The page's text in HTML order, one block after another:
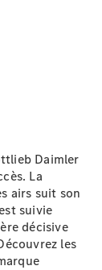
Daimler
La
airs suit son
suivie
décisive
les